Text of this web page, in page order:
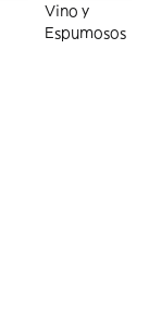
Vino y
Espumosos